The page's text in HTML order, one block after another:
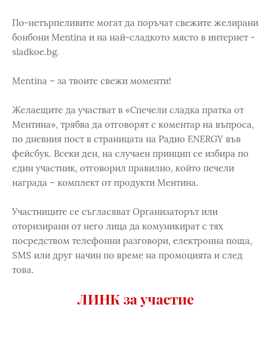
По-нетърпеливите могат да поръчат свежите желирани
бонбони Mentina и на най-сладкото място в интернет -
sladkoe.bg.
Mentina – за твоите свежи моменти!
Желаещите да участват в «Спечели сладка пратка от
Ментина», трябва да отговорят с коментар на въпроса,
по дневния пост в страницата на Радио ENERGY във
фейсбук. Всеки ден, на случаен принцип се избира по
един участник, отговорил правилно, който печели
награда – комплект от продукти Ментина.
Участниците се съгласяват Организаторът или
оторизирани от него лица да комуникират с тях
посредством телефонни разговори, електронна поща,
SMS или друг начин по време на промоцията и след
това.
ЛИНК за участие